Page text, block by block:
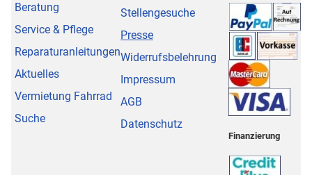
Beratung
Service & Pflege
Reparaturanleitungen
Aktuelles
Vermietung Fahrrad
Suche
Stellengesuche
Presse
Widerrufsbelehrung
Impressum
AGB
Datenschutz
Finanzierung